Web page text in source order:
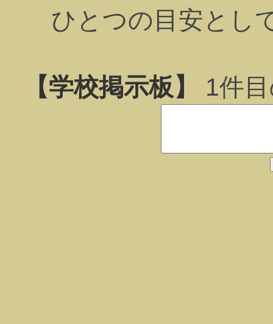
ひとつの目安とし
【学校掲示板】 1件